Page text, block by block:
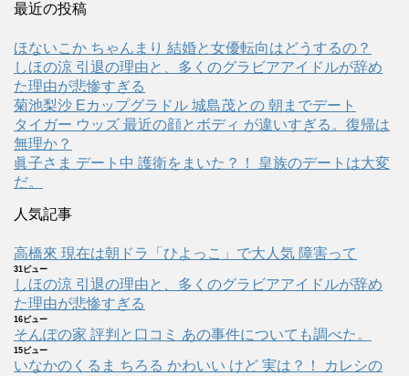
最近の投稿
ほないこか ちゃんまり 結婚と女優転向はどうするの？
しほの涼 引退の理由と、多くのグラビアアイドルが辞め
た理由が悲惨すぎる
菊池梨沙 Eカップグラドル 城島茂との 朝までデート
タイガー ウッズ 最近の顔とボディ が違いすぎる。復帰は
無理か？
眞子さま デート中 護衛をまいた？！ 皇族のデートは大変
だ。
人気記事
高橋來 現在は朝ドラ「ひよっこ」で大人気 障害って
31ビュー
しほの涼 引退の理由と、多くのグラビアアイドルが辞め
た理由が悲惨すぎる
16ビュー
そんぽの家 評判と口コミ あの事件についても調べた。
15ビュー
いなかのくるま ちろる かわいい けど 実は？！ カレシの